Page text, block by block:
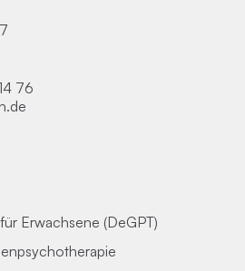
76
Erwachsene (DeGPT)